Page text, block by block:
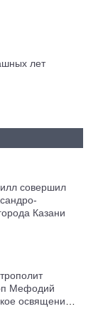
лет
совершил
Казани
Мефодий
освящение